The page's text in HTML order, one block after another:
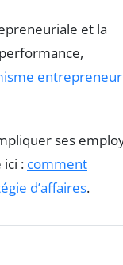
et la
ses
ici : comment
d’affaires.